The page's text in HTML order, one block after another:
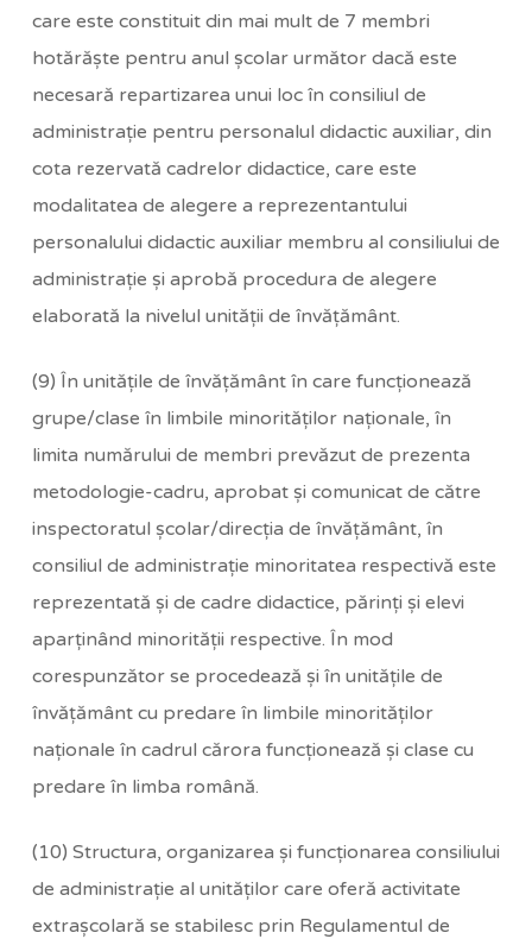
care este constituit din mai mult de 7 membri
hotărăşte pentru anul şcolar următor dacă este
necesară repartizarea unui loc în consiliul de
administraţie pentru personalul didactic auxiliar, din
cota rezervată cadrelor didactice, care este
modalitatea de alegere a reprezentantului
personalului didactic auxiliar membru al consiliului de
administraţie şi aprobă procedura de alegere
elaborată la nivelul unităţii de învăţământ.
(9) În unităţile de învăţământ în care funcţionează
grupe/clase în limbile minorităţilor naţionale, în
limita numărului de membri prevăzut de prezenta
metodologie-cadru, aprobat şi comunicat de către
inspectoratul şcolar/direcţia de învăţământ, în
consiliul de administraţie minoritatea respectivă este
reprezentată şi de cadre didactice, părinţi şi elevi
aparţinând minorităţii respective. În mod
corespunzător se procedează şi în unităţile de
învăţământ cu predare în limbile minorităţilor
naţionale în cadrul cărora funcţionează şi clase cu
predare în limba română.
(10) Structura, organizarea şi funcţionarea consiliului
de administraţie al unităţilor care oferă activitate
extraşcolară se stabilesc prin Regulamentul de